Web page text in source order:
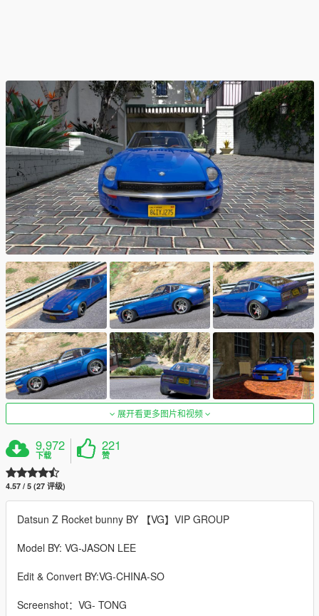
展开看更多图片和视频
9,972
下载
221
赞
4.57 / 5 (27 评级)
Datsun Z Rocket bunny BY 【VG】VIP GROUP
Model BY: VG-JASON LEE
Edit & Convert BY:VG-CHINA-SO
Screenshot：VG- TONG